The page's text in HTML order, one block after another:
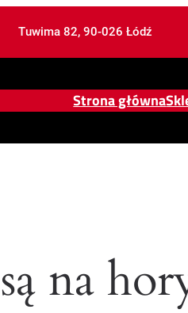
Tuwima 82, 90-026 Łódź
Strona główna
na